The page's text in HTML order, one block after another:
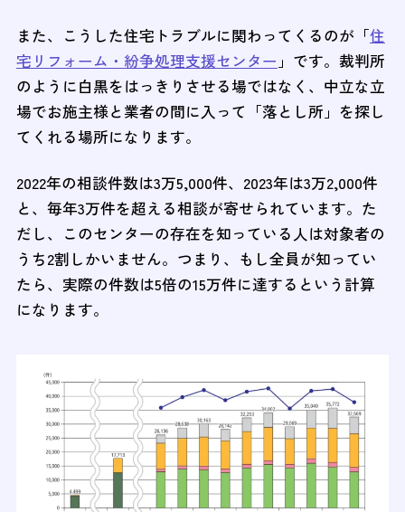
また、こうした住宅トラブルに関わってくるのが「住
宅リフォーム・紛争処理支援センター 」です。裁判所
のように白黒をはっきりさせる場ではなく、中立な立
場でお施主様と業者の間に入って「落とし所」を探し
てくれる場所になります。
2022年の相談件数は3万5,000件、2023年は3万2,000件
と、毎年3万件を超える相談が寄せられています。た
だし、このセンターの存在を知っている人は対象者の
うち2割しかいません。つまり、もし全員が知ってい
たら、実際の件数は5倍の15万件に達するという計算
になります。